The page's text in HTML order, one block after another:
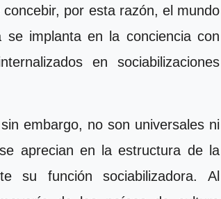
por esta razón, el mundo
se implanta en la conciencia con
en sociabilizaciones
embargo, no son universales ni
aprecian en la estructura de la
su función sociabilizadora. Al